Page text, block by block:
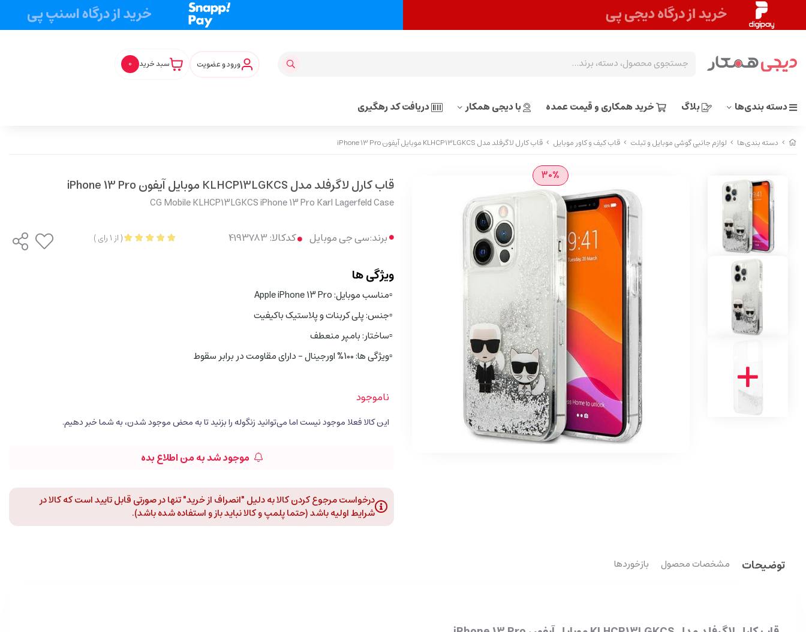
ورود و عضویت سبد خرید 0
دسته بندی‌ها بلاگ خرید همکاری و قیمت عمده با دیجی همکار دریافت کد رهگیری
دسته بندی‌ها لوازم جانبی گوشی موبایل و تبلت قاب کیف و کاور موبایل قاب کارل لاگرفلد مدل KLHCP13LGKCS موبایل آیفون iPhone 13 Pro
30% قاب کارل لاگرفلد مدل KLHCP13LGKCS موبایل آیفون iPhone 13 Pro
CG Mobile KLHCP13LGKCS iPhone 13 Pro Karl Lagerfeld Case
برند:سی جی موبایل کدکالا: (از 1رای)
ویژگی ها
▫️مناسب موبایل: Apple iPhone 13 Pro
▫️جنس: پلی کربنات و پلاستیک باکیفیت
▫️ساختار: بامپر منعطف
▫️ویژگی ها: 100% اورجینال - دارای مقاومت در برابر سقوط
ناموجود
موجود شد به من اطلاع بده
درخواست مرجوع کردن کالا به دلیل "انصراف از خرید" تنها در صورتی قابل تایید است که کالا در
شرایط اولیه باشد (حتما پلمپ و کالا نباید باز و استفاده شده باشد).
توضیحات مشخصات محصول بازخوردها